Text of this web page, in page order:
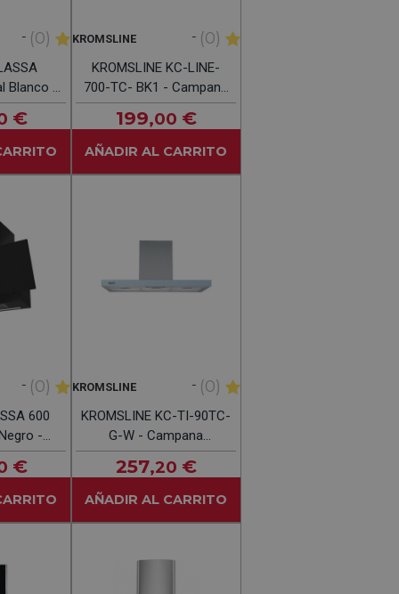
- (0)
Blanco -
€
KROMSLINE - (0)
KROMSLINE KC-LINE-
700-TC- BK1 - Campana
Decorativa 70CM
199,00 €
AÑADIR AL CARRITO
- (0)
600
-
€
KROMSLINE - (0)
KROMSLINE KC-TI-90TC-
G-W - Campana
Decorativa 90CM
257,20 €
AÑADIR AL CARRITO